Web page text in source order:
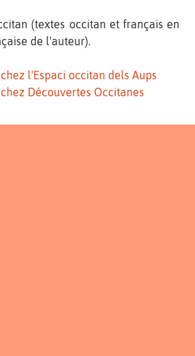
(textes occitan et français en
de l'auteur).
l'Espaci occitan dels Aups
Découvertes Occitanes